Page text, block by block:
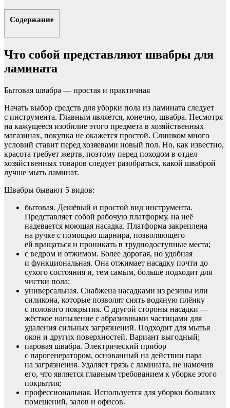
Содержание
Что собой представляют швабры для
ламината
Бытовая швабра — простая и практичная
Начать выбор средств для уборки пола из ламината следует
с инструмента. Главным является, конечно, швабра. Несмотря
на кажущееся изобилие этого предмета в хозяйственных
магазинах, покупка не окажется простой. Слишком много
условий ставит перед хозяевами новый пол. Но, как известно,
красота требует жертв, поэтому перед походом в отдел
хозяйственных товаров следует разобраться, какой шваброй
лучше мыть ламинат.
Швабры бывают 5 видов:
бытовая. Дешёвый и простой вид инструмента.
Представляет собой рабочую платформу, на неё
надевается моющая насадка. Платформа закреплена
на ручке с помощью шарнира, позволяющего
ей вращаться и проникать в труднодоступные места;
с ведром и отжимом. Более дорогая, но удобная
и функциональная. Она отжимает насадку почти до
сухого состояния и, тем самым, больше подходит для
чистки пола;
универсальная. Снабжена насадками из резины или
силикона, которые позволят снять водяную плёнку
с полового покрытия. С другой стороны насадки —
жёсткое напыление с абразивными частицами для
удаления сильных загрязнений. Подходит для мытья
окон и других поверхностей. Вариант выгодный;
паровая швабра. Электрический прибор
с парогенератором, основанный на действии пара
на загрязнения. Удаляет грязь с ламината, не намочив
его, что является главным требованием к уборке этого
покрытия;
профессиональная. Используется для уборки больших
помещений, залов и офисов.